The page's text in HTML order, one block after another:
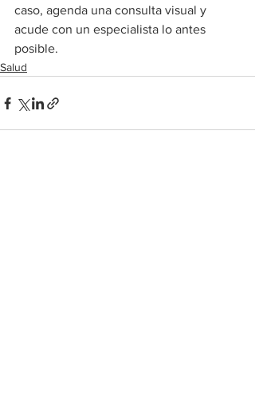
caso, agenda una consulta visual y
acude con un especialista lo antes
posible.
Salud